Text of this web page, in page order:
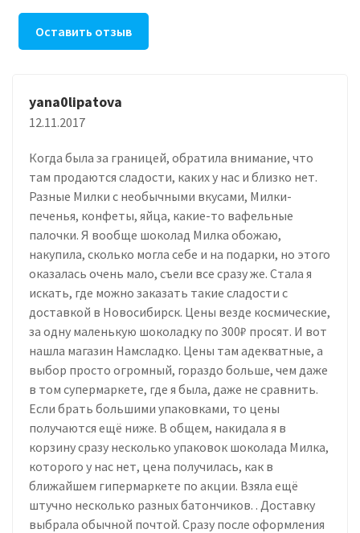
Оставить отзыв
yana0lipatova
12.11.2017
Когда была за границей, обратила внимание, что
там продаются сладости, каких у нас и близко нет.
Разные Милки с необычными вкусами, Милки-
печенья, конфеты, яйца, какие-то вафельные
палочки. Я вообще шоколад Милка обожаю,
накупила, сколько могла себе и на подарки, но этого
оказалась очень мало, съели все сразу же. Стала я
искать, где можно заказать такие сладости с
доставкой в Новосибирск. Цены везде космические,
за одну маленькую шоколадку по 300₽ просят. И вот
нашла магазин Намсладко. Цены там адекватные, а
выбор просто огромный, гораздо больше, чем даже
в том супермаркете, где я была, даже не сравнить.
Если брать большими упаковками, то цены
получаются ещё ниже. В общем, накидала я в
корзину сразу несколько упаковок шоколада Милка,
которого у нас нет, цена получилась, как в
ближайшем гипермаркете по акции. Взяла ещё
штучно несколько разных батончиков. . Доставку
выбрала обычной почтой. Сразу после оформления